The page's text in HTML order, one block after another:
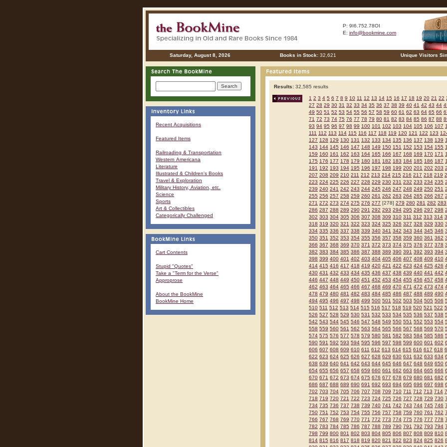
P: 9I6.752.78OI
E: info@bookmine.com
Saturday, August 8, 2026 Books in Stock: 32,621 Unique Visitors
Recent Acquisitions
Featured Items
Railroading & Transportation
Western Americana
Literature
Illustrated & Children's Books
Travel & Exploration
Military History, Aviation, etc.
Science
Sports
Art & Collectibles
Categorically Challenged
Cart Contents
Stupid "Quotes"
Take a "Term for the Verse"
Approprose
About the BookMine
BookMine Home
Results: 32,585 results
1 2 3 4 5 6 7 8 9 10 11 12 13 14 15 16 17 18 19 20 21 22
27 28 29 30 31 32 33 34 35 36 37 38 39 40 41 42 43 44
49 50 51 52 53 54 55 56 57 58 59 60 61 62 63 64 65 66
71 72 73 74 75 76 77 78 79 80 81 82 83 84 85 86 87 88
93 94 95 96 97 98 99 100 101 102 103 104 105 106 107
111 112 113 114 115 116 117 118 119 120 121 122 123
127 128 129 130 131 132 133 134 135 136 137 138 139
143 144 145 146 147 148 149 150 151 152 153 154 155
159 160 161 162 163 164 165 166 167 168 169 170 171
175 176 177 178 179 180 181 182 183 184 185 186 187
191 192 193 194 195 196 197 198 199 200 201 202 203
207 208 209 210 211 212 213 214 215 216 217 218 219
223 224 225 226 227 228 229 230 231 232 233 234 235
239 240 241 242 243 244 245 246 247 248 249 250 251
255 256 257 258 259 260 261 262 263 264 265 266 267
271 272 273 274 275 276 277 [278] 279 280 281 282 283
286 287 288 289 290 291 292 293 294 295 296 297 298
302 303 304 305 306 307 308 309 310 311 312 313 314
318 319 320 321 322 323 324 325 326 327 328 329 330
334 335 336 337 338 339 340 341 342 343 344 345 346
350 351 352 353 354 355 356 357 358 359 360 361 362
366 367 368 369 370 371 372 373 374 375 376 377 378
382 383 384 385 386 387 388 389 390 391 392 393 394
398 399 400 401 402 403 404 405 406 407 408 409 410
414 415 416 417 418 419 420 421 422 423 424 425 426
430 431 432 433 434 435 436 437 438 439 440 441 442
446 447 448 449 450 451 452 453 454 455 456 457 458
462 463 464 465 466 467 468 469 470 471 472 473 474
478 479 480 481 482 483 484 485 486 487 488 489 490
494 495 496 497 498 499 500 501 502 503 504 505 506
510 511 512 513 514 515 516 517 518 519 520 521 522
526 527 528 529 530 531 532 533 534 535 536 537 538
542 543 544 545 546 547 548 549 550 551 552 553 554
558 559 560 561 562 563 564 565 566 567 568 569 570
574 575 576 577 578 579 580 581 582 583 584 585 586
590 591 592 593 594 595 596 597 598 599 600 601 602
606 607 608 609 610 611 612 613 614 615 616 617 618
622 623 624 625 626 627 628 629 630 631 632 633 634
638 639 640 641 642 643 644 645 646 647 648 649 650
654 655 656 657 658 659 660 661 662 663 664 665 666
670 671 672 673 674 675 676 677 678 679 680 681 682
686 687 688 689 690 691 692 693 694 695 696 697 698
702 703 704 705 706 707 708 709 710 711 712 713 714
718 719 720 721 722 723 724 725 726 727 728 729 730
734 735 736 737 738 739 740 741 742 743 744 745 746
750 751 752 753 754 755 756 757 758 759 760 761 762
766 767 768 769 770 771 772 773 774 775 776 777 778
782 783 784 785 786 787 788 789 790 791 792 793 794
798 799 800 801 802 803 804 805 806 807 808 809 810
814 815 816 817 818 819 820 821 822 823 824 825 826